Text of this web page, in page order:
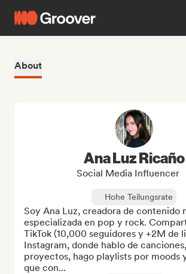
About
Ana Luz Ricaño
Social Media Influencer
Hohe Teilungsrate
Soy Ana Luz, creadora de contenido
especializada en pop y rock.
TikTok (10,000 seguidores y +2M de
Instagram, donde hablo de
proyectos, hago playlists por moods
que con...